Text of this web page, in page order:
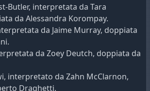
Butler, interpretata da Tara
da Alessandra Korompay.
da Jaime Murray, doppiata
da Zoey Deutch, doppiata da
interpretato da Zahn McClarnon,
Draghetti.